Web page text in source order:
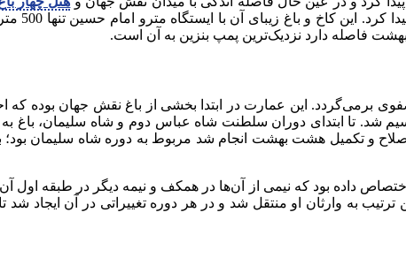
شاه سلیمان صفوی برمی‌گردد. این عمارت در ابتدا بخشی از باغ نقش جهان
تا ابتدای دوران سلطنت شاه عباس دوم و شاه سلیمان، باغ به
و تکمیل هشت بهشت انجام شد مربوط به دوره شاه سلیمان
شاه سلیمان این باغ را به 8 سوگلی خود اختصاص داده بود که نیمی از آن‌ها در همکف و